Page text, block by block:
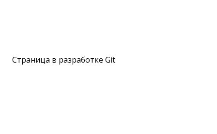
Страница в разработке Git